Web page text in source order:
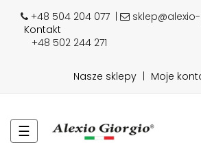
+48 504 204 077
Kontakt
+48 502 244 271
Nasze sklepy Moje
Toggle
navigation
☰